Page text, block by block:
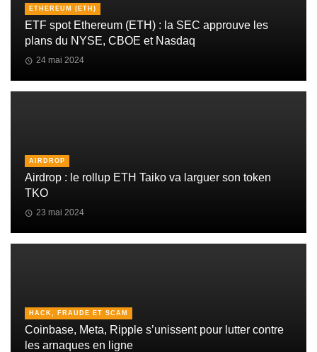
ETHEREUM (ETH)
ETF spot Ethereum (ETH) : la SEC approuve les
plans du NYSE, CBOE et Nasdaq
24 mai 2024
AIRDROP
Airdrop : le rollup ETH Taiko va larguer son token
TKO
23 mai 2024
HACK, FRAUDE ET SCAM
Coinbase, Meta, Ripple s’unissent pour lutter contre
les arnaques en ligne